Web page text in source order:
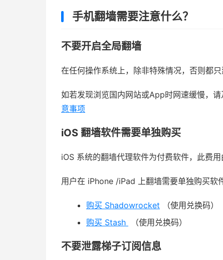
手机翻墙需要注意什么？
不要开启全局翻墙
在任何操作系统上，除非特殊情况，否则都
如若发现浏览国内网站或App时网速缓慢，
意事项
iOS 翻墙软件需要单独购买
iOS 系统的翻墙代理软件为付费软件，此费
用户在 iPhone /iPad 上翻墙需要单独购买软
购买 Shadowrocket （使用兑换码）
购买 Stash
（使用兑换码）
不要泄露梯子订阅信息